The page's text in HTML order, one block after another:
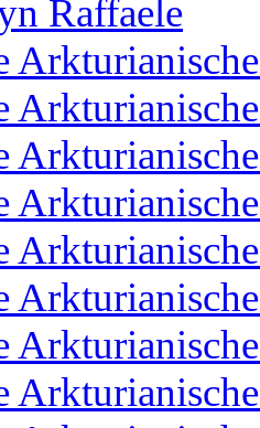
Raffaele